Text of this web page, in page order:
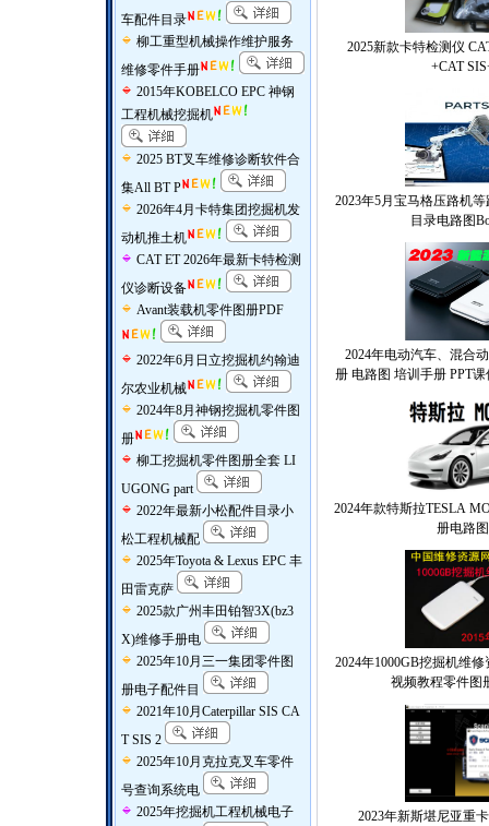
车配件目录
柳工重型机械操作维护服务
维修零件手册
2015年KOBELCO EPC 神钢
工程机械挖掘机
2025 BT叉车维修诊断软件合
集All BT P
2026年4月卡特集团挖掘机发
动机推土机
CAT ET 2026年最新卡特检测
仪诊断设备
Avant装载机零件图册PDF
2022年6月日立挖掘机约翰迪
尔农业机械
2024年8月神钢挖掘机零件图
册
柳工挖掘机零件图册全套 LI
UGONG part
2022年最新小松配件目录小
松工程机械配
2025年Toyota & Lexus EPC 丰
田雷克萨
2025款广州丰田铂智3X(bz3
X)维修手册电
2025年10月三一集团零件图
册电子配件目
2021年10月Caterpillar SIS CA
T SIS 2
2025年10月克拉克叉车零件
号查询系统电
2025年挖掘机工程机械电子
2025新款卡特检测仪
+CAT
2023年5月宝马格压路机
目录电路图
2024年电动汽车、混合
册 电路图 培训手册 PPT
2024年款特斯拉TESLA
册电路
2024年1000GB挖掘机维
视频教程零件图
2023年新斯堪尼亚重